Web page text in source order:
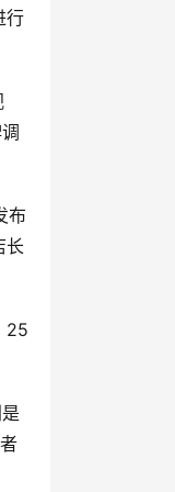
行
布
长
25